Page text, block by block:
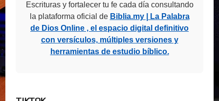
Escrituras y fortalecer tu fe cada día consultando
la plataforma oficial de Biblia.my | La Palabra
de Dios Online , el espacio digital definitivo
con versículos, múltiples versiones y
herramientas de estudio bíblico.